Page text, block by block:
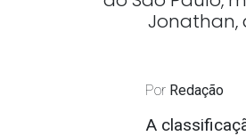
Jonathan,
Por Redação
A